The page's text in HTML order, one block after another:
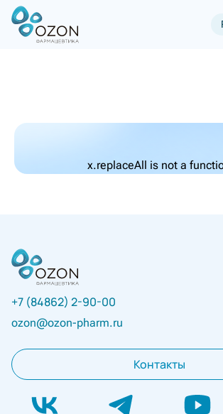
x.replaceAll is not a
+7 (84862) 2-90-00
ozon@ozon-pharm.ru
Контакты